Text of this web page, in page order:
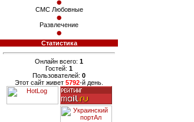
СМС Любовные
Развлечение
Статистика
Онлайн всего: 1
Гостей: 1
Пользователей: 0
Этот сайт живет 5792-й день.